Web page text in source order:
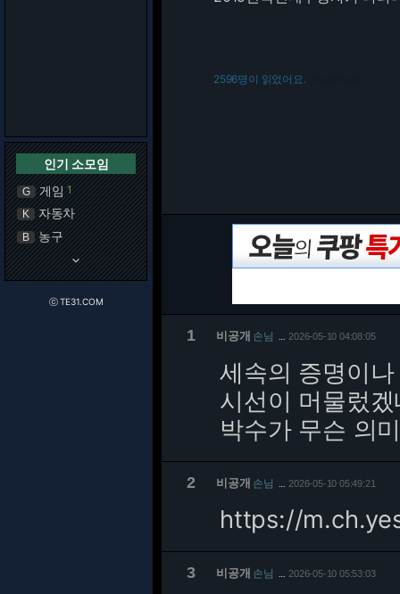
인기 소모임
G 게임 1
K 자동차
B 농구
keyboard_arrow_down
ⓒ TE31.COM
2596명이 읽었어요.
1 비공개 손님 2026-05-10 04:08:05
세속의 증명이
시선이 머물렀
박수가 무슨 의
2 비공개 손님 2026-05-10 05:49:21
https://
3 비공개 손님 2026-05-10 05:53:03